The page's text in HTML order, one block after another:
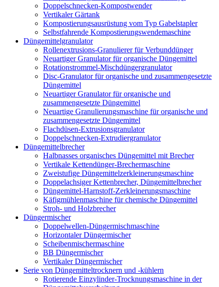
Doppelschnecken-Kompostwender
Vertikaler Gärtank
Kompostierungsausrüstung vom Typ Gabelstapler
Selbstfahrende Kompostierungswendemaschine
Düngemittelgranulator
Rollenextrusions-Granulierer für Verbunddünger
Neuartiger Granulator für organische Düngemittel
Rotationstrommel-Mischdüngergranulator
Disc-Granulator für organische und zusammengesetzte
Düngemittel
Neuartiger Granulator für organische und
zusammengesetzte Düngemittel
Neuartige Granulierungsmaschine für organische und
zusammengesetzte Düngemittel
Flachdüsen-Extrusionsgranulator
Doppelschnecken-Extrudiergranulator
Düngemittelbrecher
Halbnasses organisches Düngemittel mit Brecher
Vertikale Kettendünger-Brechermaschine
Zweistufige Düngemittelzerkleinerungsmaschine
Doppelachsiger Kettenbrecher, Düngemittelbrecher
Düngemittel-Harnstoff-Zerkleinerungsmaschine
Käfigmühlenmaschine für chemische Düngemittel
Stroh- und Holzbrecher
Düngermischer
Doppelwellen-Düngermischmaschine
Horizontaler Düngermischer
Scheibenmischermaschine
BB Düngermischer
Vertikaler Düngermischer
Serie von Düngemitteltrocknern und -kühlern
Rotierende Einzylinder-Trocknungsmaschine in der